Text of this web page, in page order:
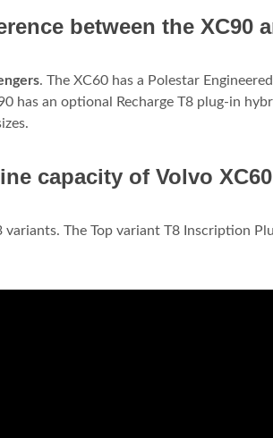
between the XC90
. The XC60 has a Polestar
has an optional Recharge T8 plug-in
capacity of Volvo
variants. The Top variant T8 Inscription